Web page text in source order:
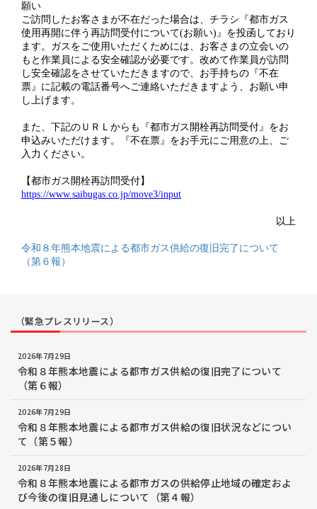
願い
ご訪問したお客さまが不在だった場合は、チラシ『都市ガス
使用再開に伴う再訪問受付について(お願い)』を投函しており
ます。ガスをご使用いただくためには、お客さまの立会いの
もと作業員による安全確認が必要です。改めて作業員が訪問
し安全確認をさせていただきますので、お手持ちの『不在
票』に記載の電話番号へご連絡いただきますよう、お願い申
し上げます。
また、下記のＵＲＬからも『都市ガス開栓再訪問受付』をお
申込みいただけます。『不在票』をお手元にご用意の上、ご
入力ください。
【都市ガス開栓再訪問受付】
https://www.saibugas.co.jp/move3/input
以上
令和８年熊本地震による都市ガス供給の復旧完了について
（第６報）
（緊急プレスリリース）
2026年7月29日
令和８年熊本地震による都市ガス供給の復旧完了について
（第６報）
2026年7月29日
令和８年熊本地震による都市ガス供給の復旧状況などについ
て（第５報）
2026年7月28日
令和８年熊本地震による都市ガスの供給停止地域の確定およ
び今後の復旧見通しについて（第４報）